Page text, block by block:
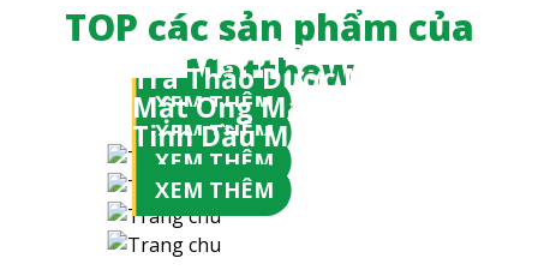
TOP các sản phẩm của
Matthew
Cafe Matthew
XEM THÊM
Trà Thảo Dược Matthew
XEM THÊM
Mật Ong Matthew
XEM THÊM
Tinh Dầu Matthew
XEM THÊM